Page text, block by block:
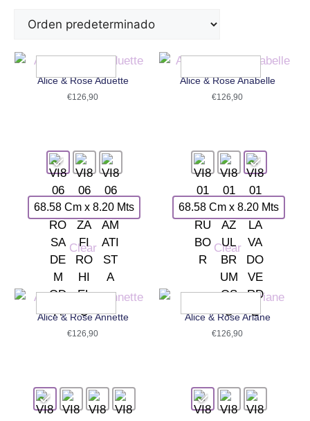
Alice & Rose Aduette
€126,90
68.58 Cm x 8.20 Mts
Clear
Alice & Rose Anabelle
€126,90
68.58 Cm x 8.20 Mts
Clear
Alice & Rose Annette
€126,90
Alice & Rose Ariane
€126,90